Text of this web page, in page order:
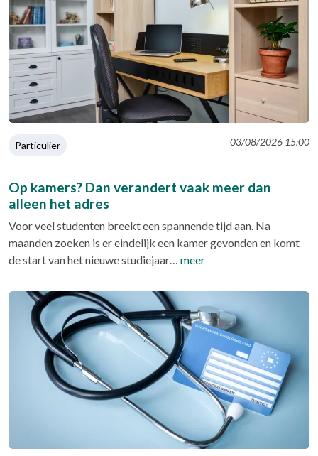
Particulier 03/08/2026 15:00
Op kamers? Dan verandert vaak meer dan
alleen het adres
Voor veel studenten breekt een spannende tijd aan. Na
maanden zoeken is er eindelijk een kamer gevonden en komt
de start van het nieuwe studiejaar… meer